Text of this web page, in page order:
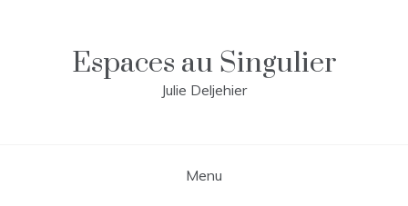
Espaces au Singulier
Julie Deljehier
Menu